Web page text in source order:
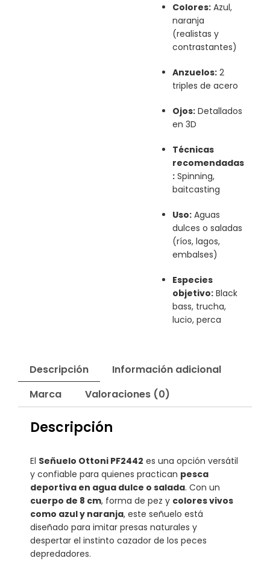
Colores: Azul,
naranja
(realistas y
contrastantes)
Anzuelos: 2
triples de acero
Ojos: Detallados
en 3D
Técnicas
recomendadas
: Spinning,
baitcasting
Uso: Aguas
dulces o saladas
(ríos, lagos,
embalses)
Especies
objetivo: Black
bass, trucha,
lucio, perca
Descripción
Información adicional
Marca
Valoraciones (0)
Descripción
El Señuelo Ottoni PF2442 es una opción versátil
y confiable para quienes practican pesca
deportiva en agua dulce o salada. Con un
cuerpo de 8 cm, forma de pez y colores vivos
como azul y naranja, este señuelo está
diseñado para imitar presas naturales y
despertar el instinto cazador de los peces
depredadores.